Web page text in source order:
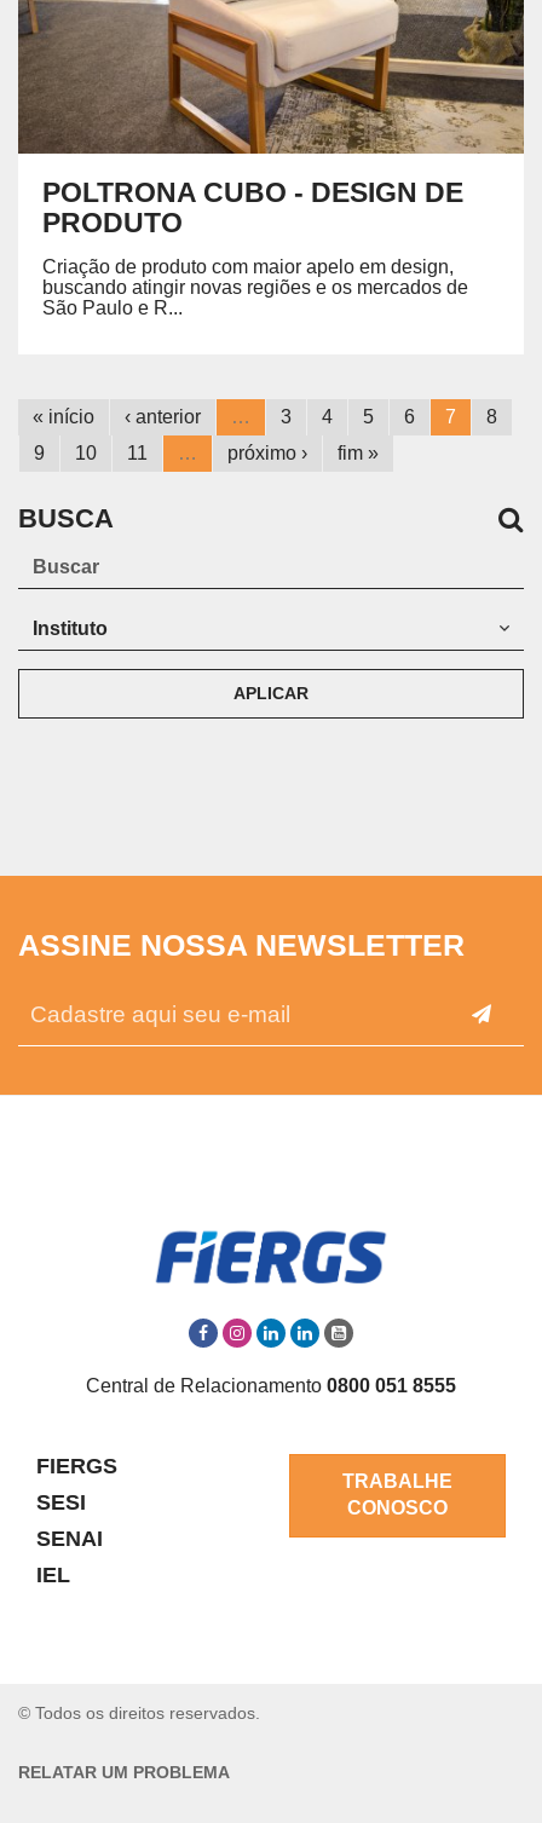
POLTRONA CUBO - DESIGN DE
PRODUTO
Criação de produto com maior apelo em design,
buscando atingir novas regiões e os mercados de
São Paulo e R...
« início ‹ anterior … 3 4 5 6 7
8
9
10 11 … próximo › fim »
BUSCA
APLICAR
ASSINE NOSSA NEWSLETTER
Central de Relacionamento 0800 051 8555
FIERGS
SESI
SENAI
IEL
TRABALHE
CONOSCO
© Todos os direitos reservados.
RELATAR UM PROBLEMA